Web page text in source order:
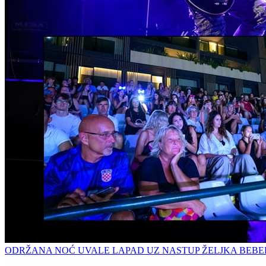
ODRŽANA NOĆ UVALE LAPAD UZ NASTUP ŽELJKA